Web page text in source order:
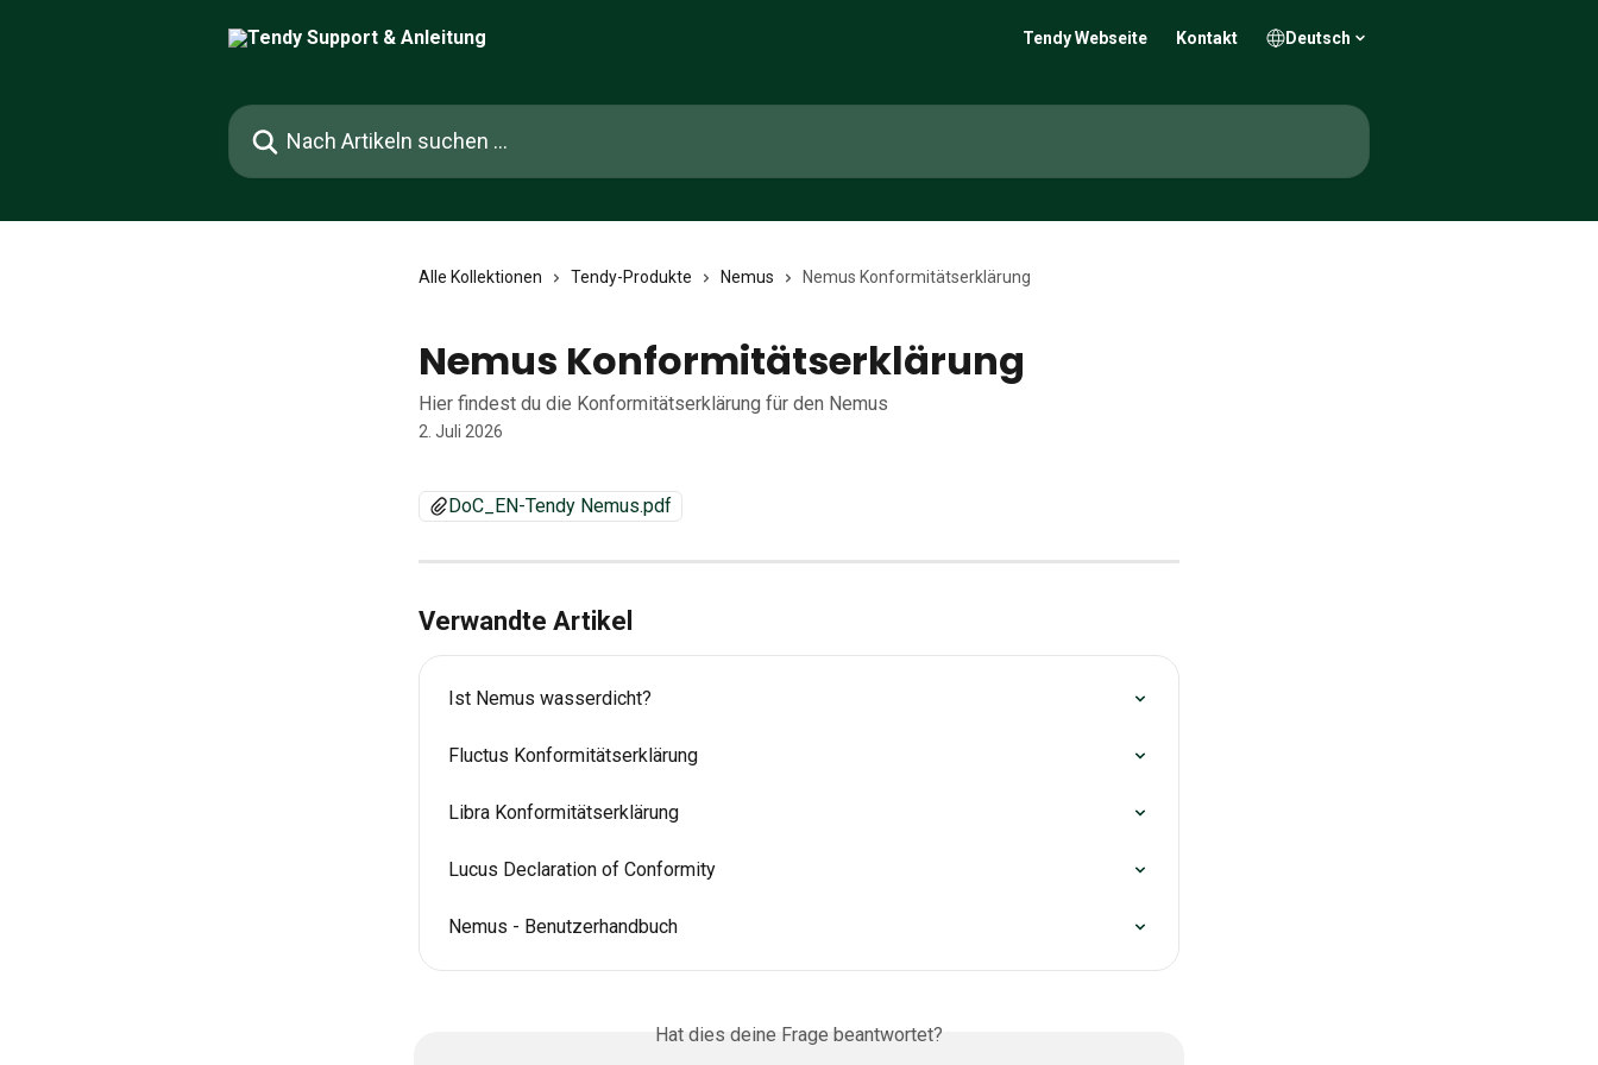
Tendy Webseite Kontakt Deutsch
Nach Artikeln suchen …
Alle Kollektionen Tendy-Produkte Nemus Nemus Konformitätserklärung
Nemus Konformitätserklärung
Hier findest du die Konformitätserklärung für den Nemus
2. Juli 2026
DoC_EN-Tendy Nemus.pdf
Verwandte Artikel
Ist Nemus wasserdicht?
Fluctus Konformitätserklärung
Libra Konformitätserklärung
Lucus Declaration of Conformity
Nemus - Benutzerhandbuch
Hat dies deine Frage beantwortet?